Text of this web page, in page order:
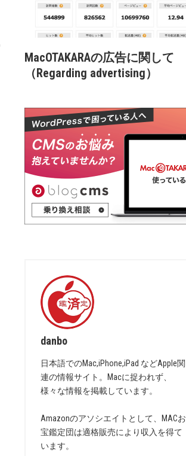
MacOTAKARAの広告に関して
（Regarding advertising）
danbo
日本語でのMac,iPhone,iPad などApple関
連の情報サイト。Macに捉われず、
様々な情報を掲載しています。
Amazonのアソシエイトとして、MACお
宝鑑定団は適格販売により収入を得て
います。